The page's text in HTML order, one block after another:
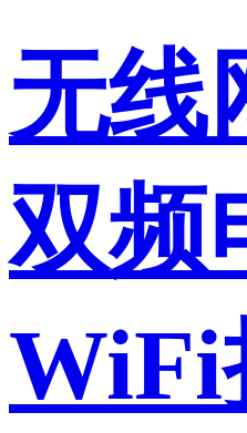
无线
双频
WiFi